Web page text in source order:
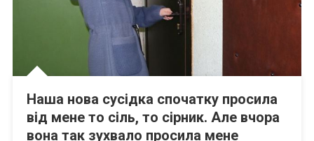
Наша нова сусідка спочатку просила
від мене то сіль, то сірник. Але вчора
вона так зухвало просила мене